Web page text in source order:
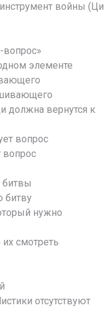
войны (Ци
элементе
должна вернутся к
вопрос
битвы
битву
нужно
смотреть
отсутствуют